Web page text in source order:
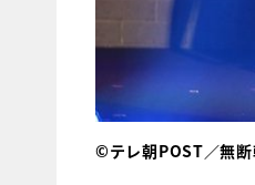
©テレ朝POST／無断